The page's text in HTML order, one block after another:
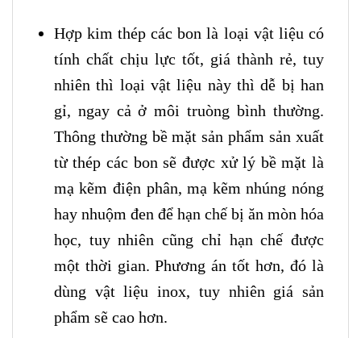
Hợp kim thép các bon là loại vật liệu có
tính chất chịu lực tốt, giá thành rẻ, tuy
nhiên thì loại vật liệu này thì dễ bị han
gỉ, ngay cả ở môi truòng bình thường.
Thông thường bề mặt sản phẩm sản xuất
từ thép các bon sẽ được xử lý bề mặt là
mạ kẽm điện phân, mạ kẽm nhúng nóng
hay nhuộm đen để hạn chế bị ăn mòn hóa
học, tuy nhiên cũng chỉ hạn chế được
một thời gian. Phương án tốt hơn, đó là
dùng vật liệu inox, tuy nhiên giá sản
phẩm sẽ cao hơn.